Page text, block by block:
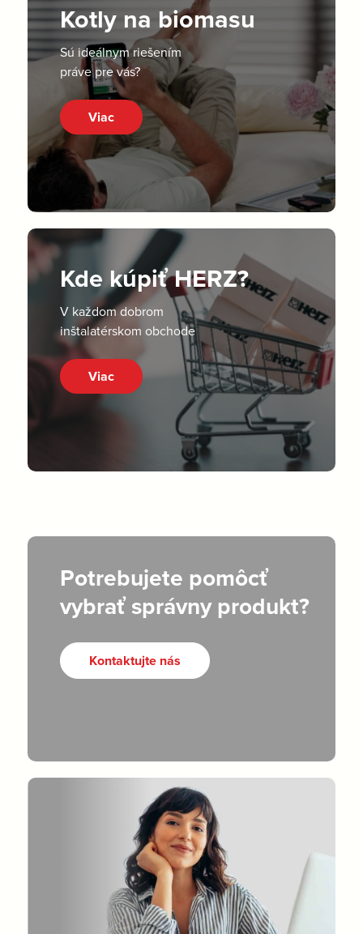
Kotly na biomasu
Sú ideálnym riešením
práve pre vás?
Viac
Kde kúpiť HERZ?
V každom dobrom
inštalatérskom obchode
Viac
Potrebujete pomôcť
vybrať správny produkt?
Kontaktujte nás